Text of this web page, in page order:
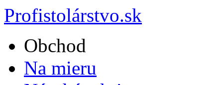
Profistolárstvo.sk
Obchod
Na mieru